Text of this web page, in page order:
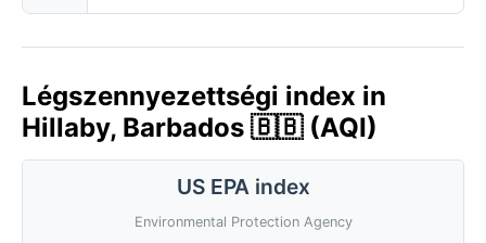
Légszennyezettségi index in
Hillaby, Barbados 🇧🇧 (AQI)
US EPA index
Environmental Protection Agency